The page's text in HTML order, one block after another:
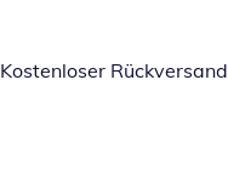
Kostenloser Rückversand